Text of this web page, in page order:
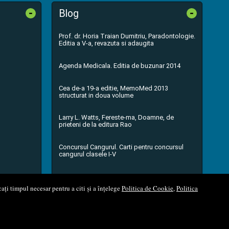
timpul necesar pentru a citi și a înțelegePolitica de Cookie,Politica
- Blog -
Prof. dr. Horia Traian Dumitriu, Paradontologie.
Editia a V-a, revazuta si adaugita
Agenda Medicala. Editia de buzunar 2014
Cea de-a 19-a editie, MemoMed 2013
structurat in doua volume
Larry L. Watts, Fereste-ma, Doamne, de
prieteni de la editura Rao
Concursul Cangurul. Carti pentru concursul
cangurul clasele I-V